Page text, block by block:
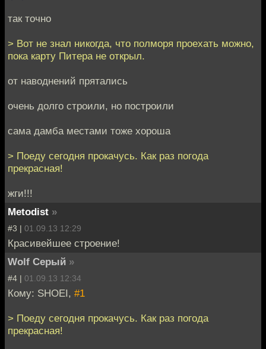
так точно
> Вот не знал никогда, что полморя проехать можно,
пока карту Питера не открыл.
от наводнений прятались
очень долго строили, но построили
сама дамба местами тоже хороша
> Поеду сегодня прокачусь. Как раз погода
прекрасная!
жги!!!
Metodist »
#3 | 01.09.13 12:29
Красивейшее строение!
Wolf Серый »
#4 | 01.09.13 12:34
Кому: SHOEI, #1
> Поеду сегодня прокачусь. Как раз погода
прекрасная!